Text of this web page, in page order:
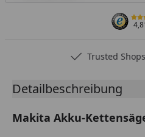
Trusted
Detailbeschreibung
Makita Akku-